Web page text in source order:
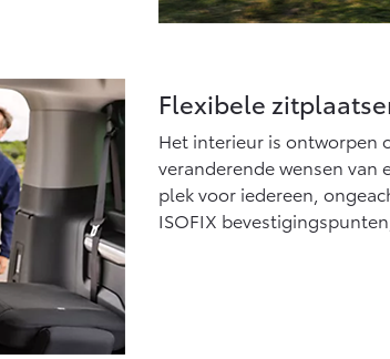
Flexibele
Het interieur is ontworpen
veranderende wensen van
plek voor iedereen,
ISOFIX